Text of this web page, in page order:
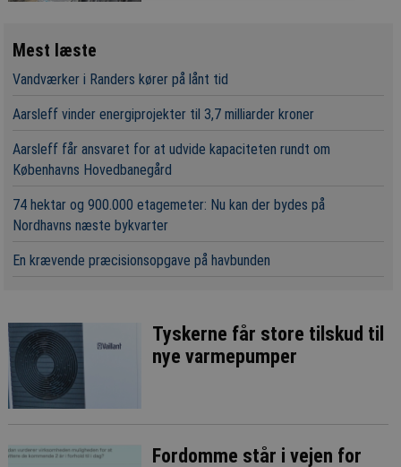
Mest læste
Vandværker i Randers kører på lånt tid
Aarsleff vinder energiprojekter til 3,7 milliarder kroner
Aarsleff får ansvaret for at udvide kapaciteten rundt om
Københavns Hovedbanegård
74 hektar og 900.000 etagemeter: Nu kan der bydes på
Nordhavns næste bykvarter
En krævende præcisionsopgave på havbunden
Tyskerne får store tilskud til
nye varmepumper
Fordomme står i vejen for